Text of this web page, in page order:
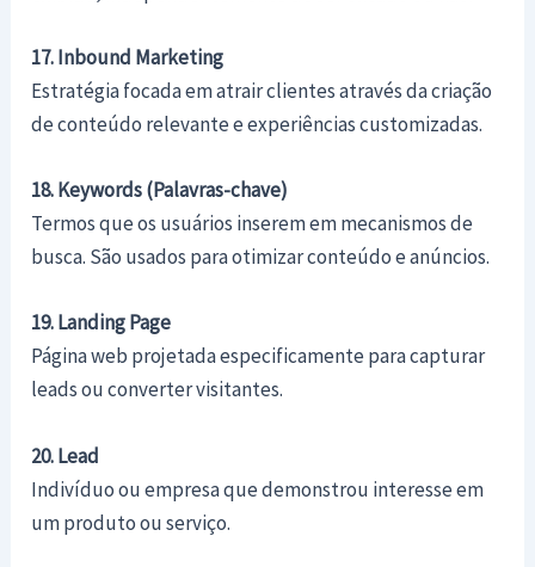
17. Inbound Marketing
Estratégia focada em atrair clientes através da criação
de conteúdo relevante e experiências customizadas.
18. Keywords (Palavras-chave)
Termos que os usuários inserem em mecanismos de
busca. São usados para otimizar conteúdo e anúncios.
19. Landing Page
Página web projetada especificamente para capturar
leads ou converter visitantes.
20. Lead
Indivíduo ou empresa que demonstrou interesse em
um produto ou serviço.